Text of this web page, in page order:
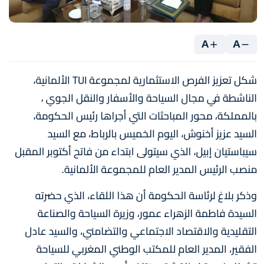
A
A
شكل تعزيز الفرص الاستثمارية لمجموعة TUI الألمانية،
الناشطة في مجال السياحة والأسفار والنقل الجوي ،
بالمملكة، محور المباحثات التي أجراها رئيس الحكومة،
السيد عزيز أخنوش، اليوم الخميس بالرباط، مع السيد
سيباستيان إبيل، الذي سيتولى ابتداء من فاتح أكتوبر المقبل
منصب الرئيس المدير العام للمجموعة الألمانية.
وذكر بلاغ لرئاسة الحكومة أن هذا اللقاء، الذي حضرته
السيدة فاطمة الزهراء عمور، وزيرة السياحة والصناعة
التقليدية والاقتصاد الاجتماعي والتضامني، والسيد عادل
الفقير، المدير العام للمكتب الوطني المغربي للسياحة